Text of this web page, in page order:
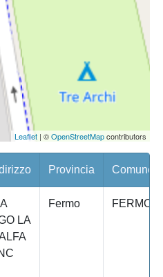
Leaflet| ©OpenStreetMapcontributors
Provincia Comune/
LA
Fermo FERMO